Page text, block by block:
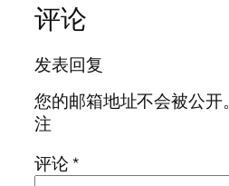
评论
发表回复
您的邮箱地址不会被公开。
注
评论*